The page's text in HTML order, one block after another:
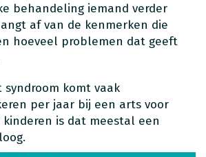
behandeling iemand verder
af van de kenmerken die
hoeveel problemen dat geeft
komt vaak
per jaar bij een arts voor
kinderen is dat meestal een